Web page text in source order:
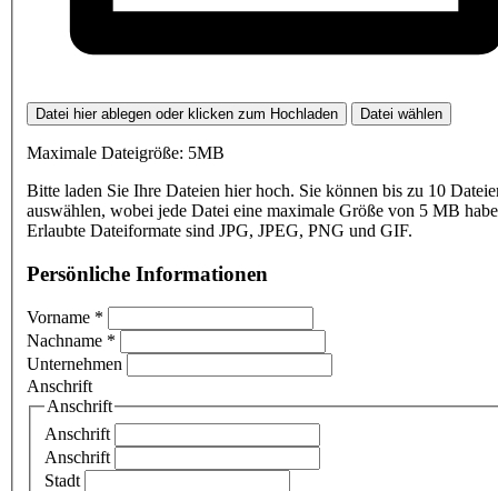
Datei hier ablegen oder klicken zum Hochladen Datei wählen
Maximale Dateigröße: 5MB
Bitte laden Sie Ihre Dateien hier hoch. Sie können bis zu 10
auswählen, wobei jede Datei eine maximale Größe von 5 MB
Erlaubte Dateiformate sind JPG, JPEG, PNG und GIF.
Persönliche Informationen
Vorname *
Nachname *
Unternehmen
Anschrift
Anschrift
Anschrift
Anschrift
Stadt